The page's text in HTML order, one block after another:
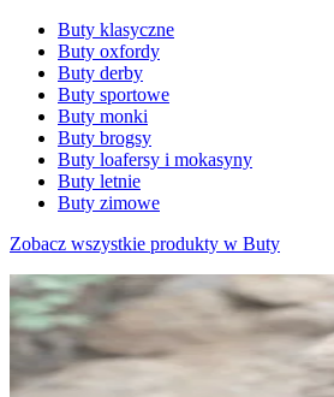
Buty klasyczne
Buty oxfordy
Buty derby
Buty sportowe
Buty monki
Buty brogsy
Buty loafersy i mokasyny
Buty letnie
Buty zimowe
Zobacz wszystkie produkty w Buty